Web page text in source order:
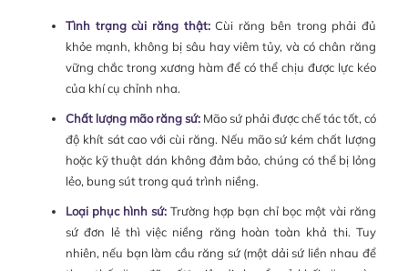
Tình trạng cùi răng thật:Cùi răng bên trong phải đủ
khỏe mạnh, không bị sâu hay viêm tủy, và có chân răng
vững chắc trong xương hàm để có thể chịu được lực kéo
của khí cụ chỉnh nha.
Chất lượng mão răng sứ:Mão sứ phải được chế tác tốt, có
độ khít sát cao với cùi răng. Nếu mão sứ kém chất lượng
hoặc kỹ thuật dán không đảm bảo, chúng có thể bị lỏng
lẻo, bung sút trong quá trình niềng.
Loại phục hình sứ:Trường hợp bạn chỉ bọc một vài răng
sứ đơn lẻ thì việc niềng răng hoàn toàn khả thi. Tuy
nhiên, nếu bạn làm cầu răng sứ (một dải sứ liền nhau để